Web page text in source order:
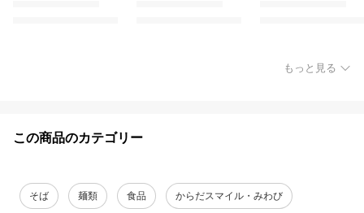
もっと見る
この商品のカテゴリー
そば 麺類 食品 からだスマイル・みわび